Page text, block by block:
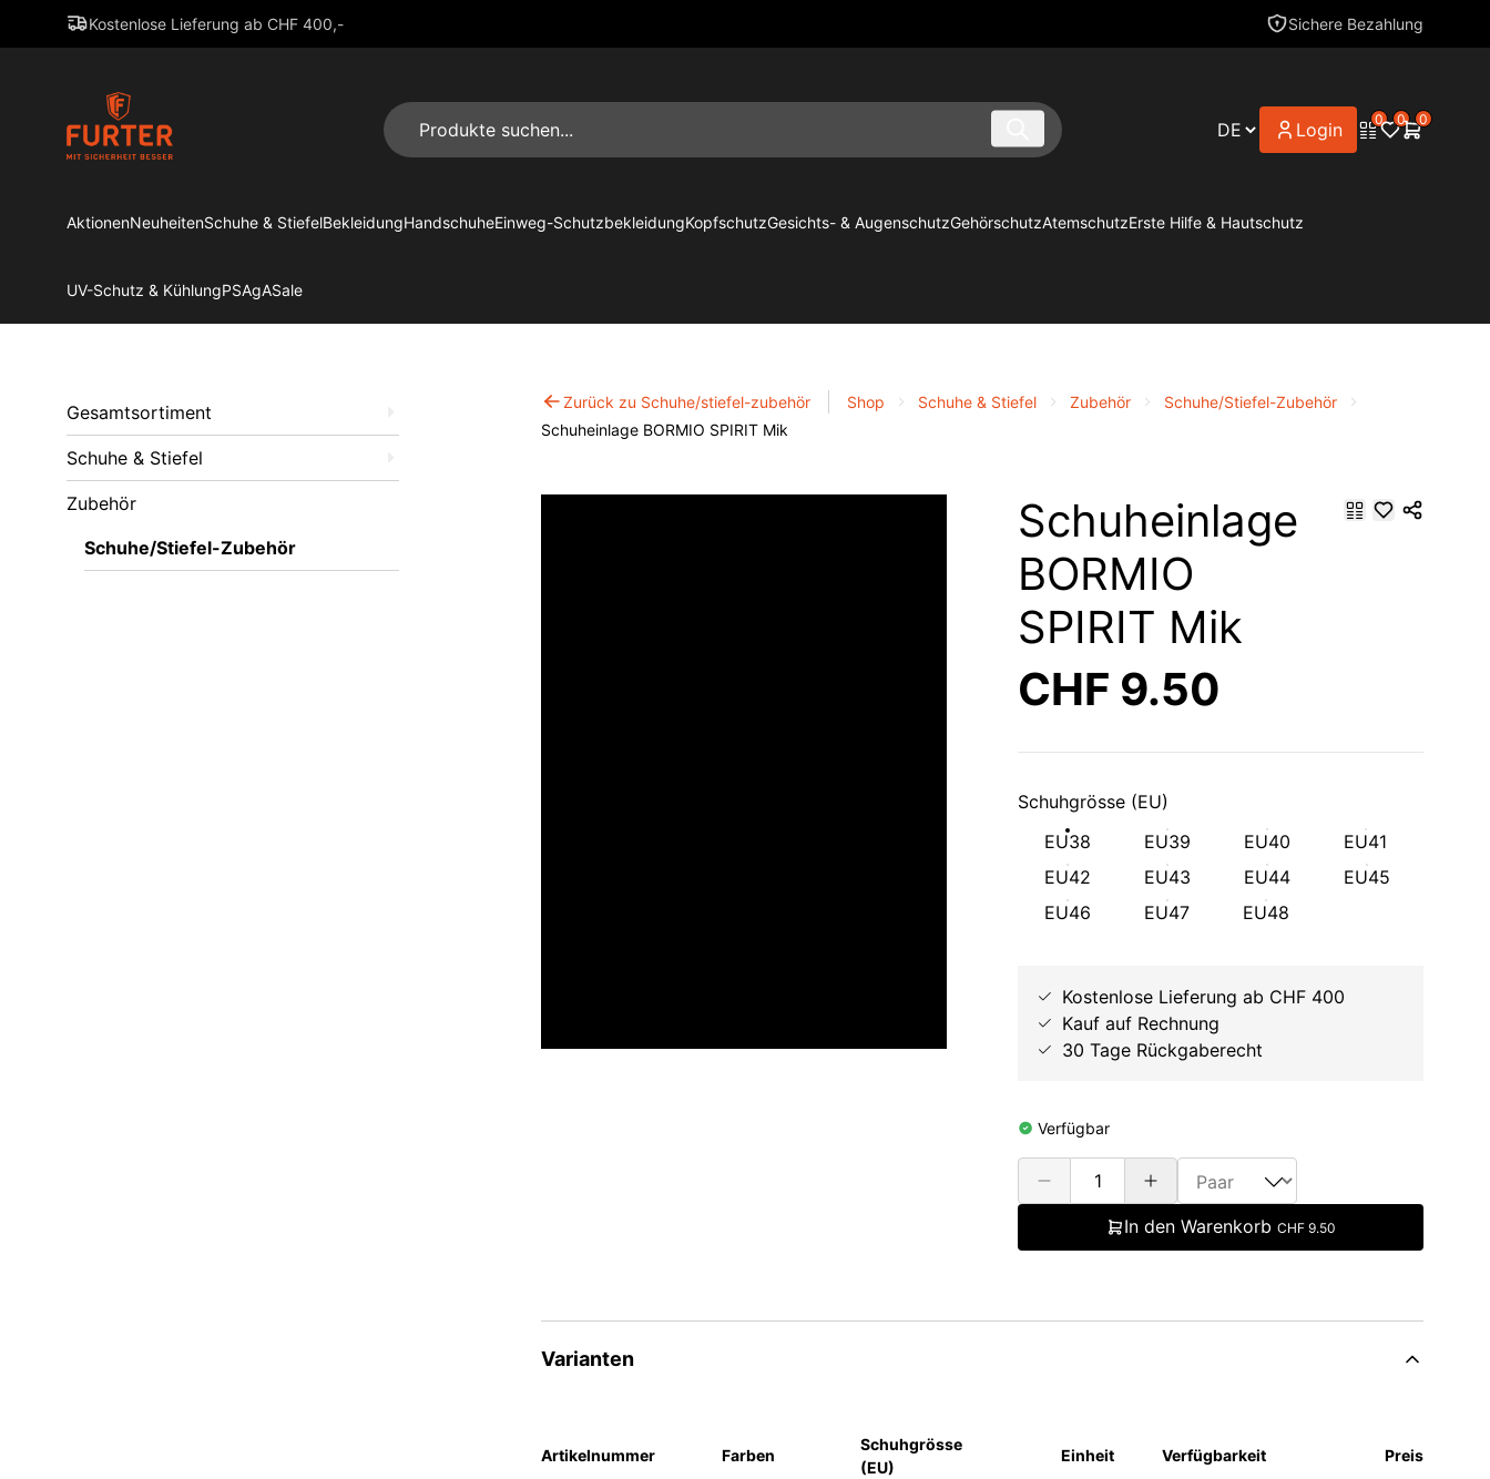
Kostenlose Lieferung ab CHF 400,- Sichere Bezahlung
Login 0 0 0
AktionenNeuheitenSchuhe & StiefelBekleidungHandschuheEinweg-SchutzbekleidungKopfschutzGesichts- & AugenschutzGehörschutzAtemschutzErste Hilfe & Hautschutz
UV-Schutz & KühlungPSAgASale
Gesamtsortiment
Schuhe & Stiefel
Zubehör
Schuhe/Stiefel-Zubehör
Zurück zu Schuhe/stiefel-zubehör Shop Schuhe & Stiefel Zubehör
Schuhe/Stiefel-Zubehör
Schuheinlage BORMIO SPIRIT Mik
Schuheinlage
BORMIO
SPIRIT Mik
CHF 9.50
Schuhgrösse (EU)
EU38
EU39 EU40
EU41
EU42
EU43 EU44
EU45
EU46
EU47 EU48
Kostenlose Lieferung ab CHF 400
Kauf auf Rechnung
30 Tage Rückgaberecht
Verfügbar
In den Warenkorb CHF 9.50
Varianten
Artikelnummer Farben
Schuhgrösse
(EU)
Einheit Verfügbarkeit Preis